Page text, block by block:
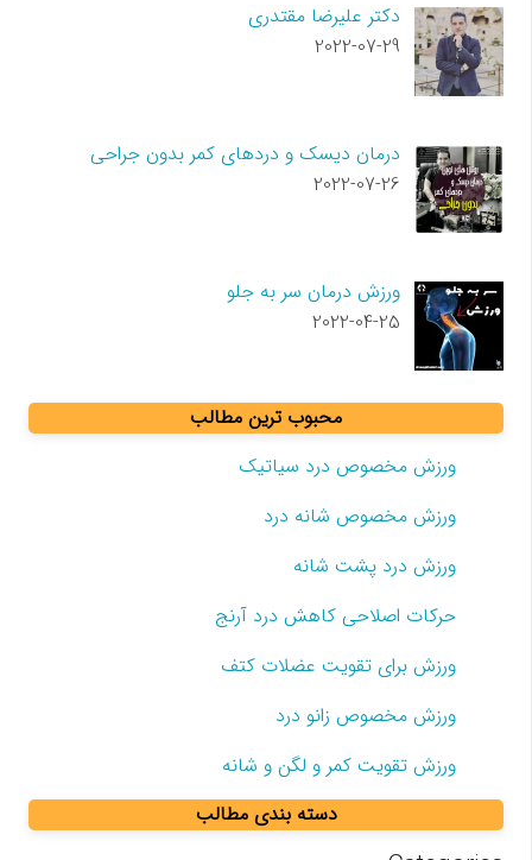
دکتر علیرضا مقتدری
2022-07-29
درمان دیسک و دردهای کمر بدون جراحی
2022-07-26
ورزش درمان سر به جلو
2022-04-25
محبوب ترین مطالب
ورزش مخصوص درد سیاتیک
ورزش مخصوص شانه درد
ورزش درد پشت شانه
حرکات اصلاحی کاهش درد آرنج
ورزش برای تقویت عضلات کتف
ورزش مخصوص زانو درد
ورزش تقویت کمر و لگن و شانه
دسته بندی مطالب